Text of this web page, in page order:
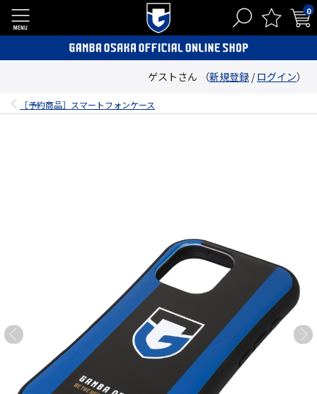
0
ゲストさん （新規登録 /ログイン）
［予約商品］スマートフォンケース